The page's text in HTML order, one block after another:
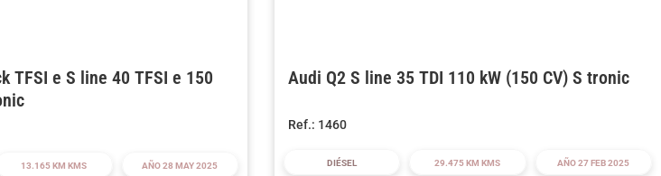
TFSI e S line 40 TFSI e 150
13.165 KM KMS AÑO 28 MAY 2025
Audi Q2 S line 35 TDI 110 kW (150 CV) S tronic
Ref.: 1460
DIÉSEL 29.475 KM KMS AÑO 27 FEB 2025